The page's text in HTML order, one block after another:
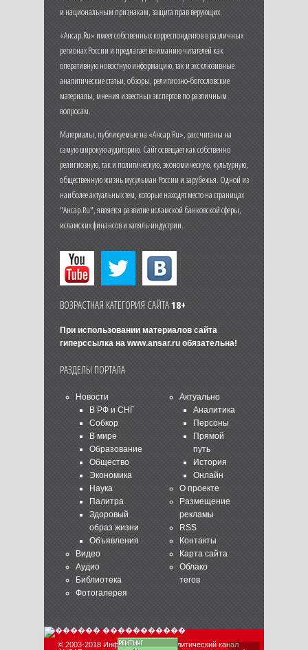
и национальным признакам, защита прав верующих.
«Ансар.Ru» имеет собственных корреспондентов в различных
регионах России и предлагает вниманию читателей как
оперативную новостную информацию, так и эксклюзивные
аналитические статьи, обзоры, религиозно-богословские
материалы, мнения известных экспертов по различным
вопросам.
Материалы, публикуемые на «Ансар.Ru», рассчитаны на
самую широкую аудиторию. Сайт освещает как собственно
религиозную, так и политическую, экономическую, культурную,
общественную жизнь мусульман России и зарубежья. Одной из
наиболее актуальных тем, которые находят место на страницах
"Ансар.Ru", является развитие исламской банковской сферы,
исламских финансов и халяль-индустрии.
ВОЗРАСТНАЯ КАТЕГОРИЯ САЙТА18+
При использовании материалов сайта
гиперссылка на www.ansar.ruобязательна!
РАЗДЕЛЫ ПОРТАЛА
Новости
В РФ и СНГ
Собкор
В мире
Образование
Общество
Экономика
Наука
Палитра
Здоровый
образ жизни
Объявления
Видео
Аудио
Библиотека
Фотогалерея
Актуально
Аналитика
Персоны
Прямой
путь
История
Онлайн
О проекте
Размещение
рекламы
RSS
Контакты
Карта сайта
Облако
тегов
© 2003-2018 Информационно-аналитический канал